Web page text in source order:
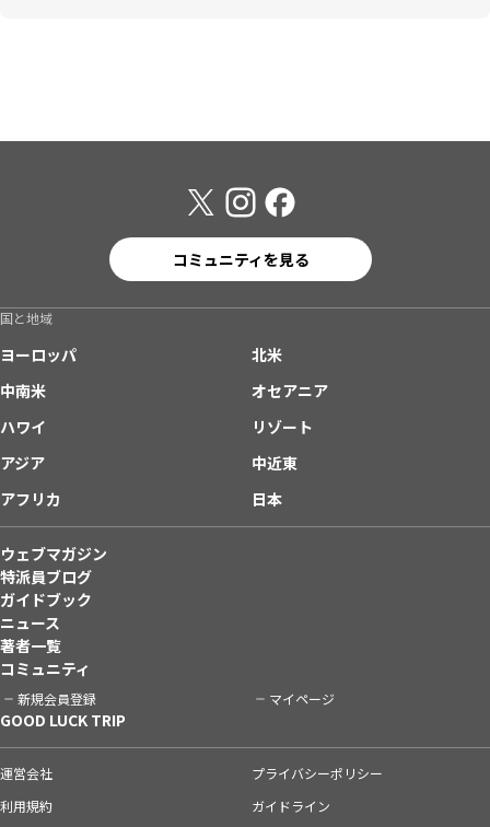
コミュニティを見る
国と地域
ヨーロッパ
北米
中南米
オセアニア
ハワイ
リゾート
アジア
中近東
アフリカ
日本
ウェブマガジン
特派員ブログ
ガイドブック
ニュース
著者一覧
コミュニティ
新規会員登録 マイページ
GOOD LUCK TRIP
運営会社
プライバシーポリシー
利用規約
ガイドライン